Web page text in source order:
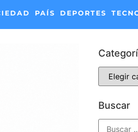
PAÍS DEPORTES
Buscar